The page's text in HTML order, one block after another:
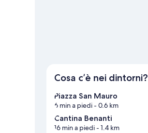
Cosa c’è nei dintorni?
Piazza San Mauro
6 min a piedi- 0.6 km
Cantina Benanti
16 min a piedi- 1.4 km